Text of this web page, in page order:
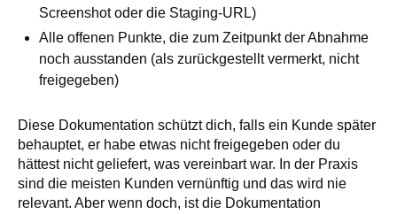
Screenshot oder die Staging-URL)
Alle offenen Punkte, die zum Zeitpunkt der Abnahme
noch ausstanden (als zurückgestellt vermerkt, nicht
freigegeben)
Diese Dokumentation schützt dich, falls ein Kunde später
behauptet, er habe etwas nicht freigegeben oder du
hättest nicht geliefert, was vereinbart war. In der Praxis
sind die meisten Kunden vernünftig und das wird nie
relevant. Aber wenn doch, ist die Dokumentation